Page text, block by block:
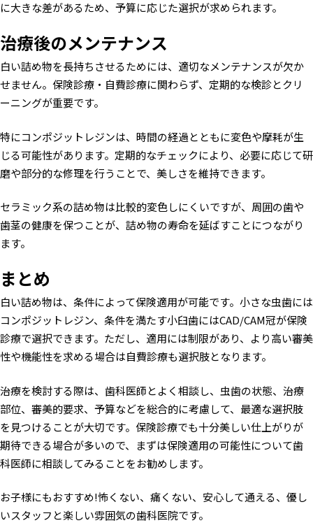
に大きな差があるため、予算に応じた選択が求められます。
治療後のメンテナンス
白い詰め物を長持ちさせるためには、適切なメンテナンスが欠か
せません。保険診療・自費診療に関わらず、定期的な検診とクリ
ーニングが重要です。
特にコンポジットレジンは、時間の経過とともに変色や摩耗が生
じる可能性があります。定期的なチェックにより、必要に応じて研
磨や部分的な修理を行うことで、美しさを維持できます。
セラミック系の詰め物は比較的変色しにくいですが、周囲の歯や
歯茎の健康を保つことが、詰め物の寿命を延ばすことにつながり
ます。
まとめ
白い詰め物は、条件によって保険適用が可能です。小さな虫歯には
コンポジットレジン、条件を満たす小臼歯にはCAD/CAM冠が保険
診療で選択できます。ただし、適用には制限があり、より高い審美
性や機能性を求める場合は自費診療も選択肢となります。
治療を検討する際は、歯科医師とよく相談し、虫歯の状態、治療
部位、審美的要求、予算などを総合的に考慮して、最適な選択肢
を見つけることが大切です。保険診療でも十分美しい仕上がりが
期待できる場合が多いので、まずは保険適用の可能性について歯
科医師に相談してみることをお勧めします。
お子様にもおすすめ!怖くない、痛くない、安心して通える、優し
いスタッフと楽しい雰囲気の歯科医院です。